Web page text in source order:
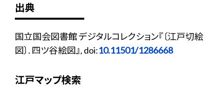
出典
国立国会図書館 デジタルコレクション『〔江戸切絵
図〕. 四ツ谷絵図』, doi:10.11501/1286668
江戸マップ検索